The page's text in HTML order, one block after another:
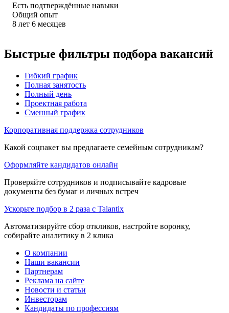
Есть подтверждённые навыки
Общий опыт
8 лет 6 месяцев
Быстрые фильтры подбора вакансий
Гибкий график
Полная занятость
Полный день
Проектная работа
Сменный график
Корпоративная поддержка сотрудников
Какой соцпакет вы предлагаете семейным сотрудникам?
Оформляйте кандидатов онлайн
Проверяйте сотрудников и подписывайте кадровые
документы без бумаг и личных встреч
Ускорьте подбор в 2 раза с Talantix
Автоматизируйте сбор откликов, настройте воронку,
собирайте аналитику в 2 клика
О компании
Наши вакансии
Партнерам
Реклама на сайте
Новости и статьи
Инвесторам
Кандидаты по профессиям